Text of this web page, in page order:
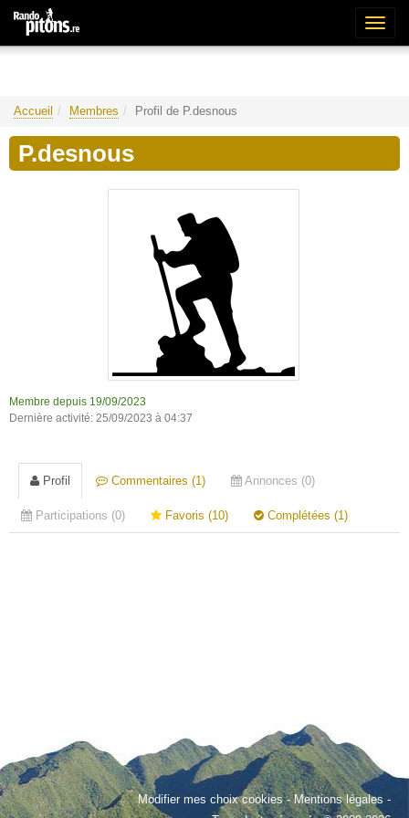
Accueil Membres Profil de P.desnous
P.desnous
Membre depuis 19/09/2023
Dernière activité: 25/09/2023 à 04:37
Profil Commentaires (1) Annonces (0)
Participations (0) Favoris (10) Complétées (1)
Modifier mes choix cookies-Mentions légales -